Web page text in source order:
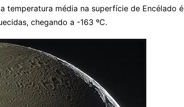
temperatura média na superfície de Encélado é
chegando a -163 ºC.